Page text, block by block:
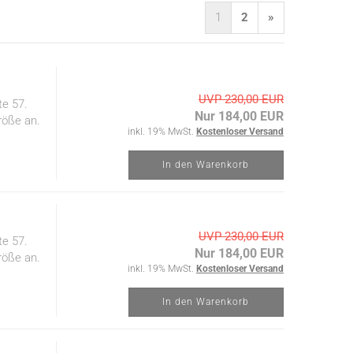
1 2 »
57.
an.
UVP 230,00 EUR
Nur 184,00 EUR
inkl. 19% MwSt. Kostenloser Versand
In den Warenkorb
57.
an.
UVP 230,00 EUR
Nur 184,00 EUR
inkl. 19% MwSt. Kostenloser Versand
In den Warenkorb